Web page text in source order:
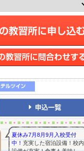
夏休み7月8月9月入校受付
中！ 充実した宿泊設備！校内